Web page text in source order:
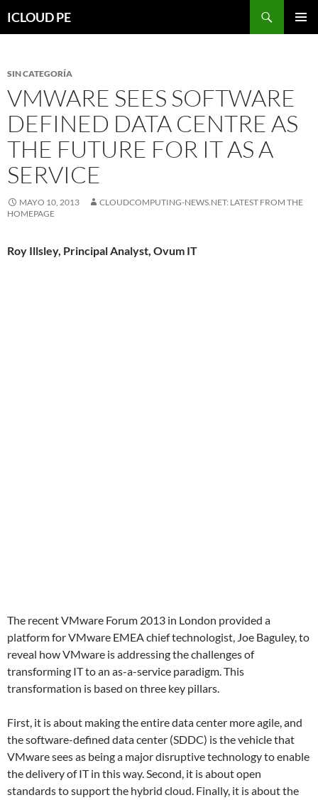
hacia
ICLOUD PE
SIN CATEGORÍA
VMWARE SEES SOFTWARE
DEFINED DATA CENTRE AS
THE FUTURE FOR IT AS A
SERVICE
MAYO 10, 2013
CLOUDCOMPUTING-NEWS.NET: LATEST FROM THE
HOMEPAGE
Roy Illsley, Principal Analyst, Ovum IT
The recent VMware Forum 2013 in London provided a
platform for VMware EMEA chief technologist, Joe Baguley, to
reveal how VMware is addressing the challenges of
transforming IT to an as-a-service paradigm. This
transformation is based on three key pillars.
First, it is about making the entire data center more agile, and
the software-defined data center (SDDC) is the vehicle that
VMware sees as being a major disruptive technology to enable
the delivery of IT in this way. Second, it is about open
standards to support the hybrid cloud. Finally, it is about the